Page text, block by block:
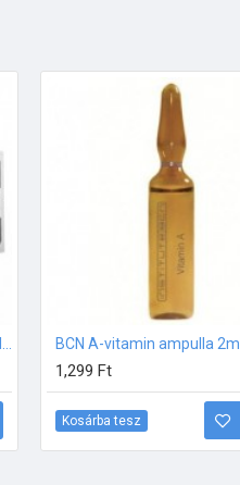
BCN A-vitamin ampulla 2ml
1,299 Ft
Kosárba tesz